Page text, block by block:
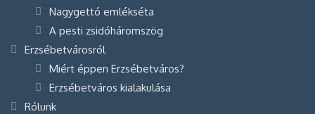
Nagygettó emlékséta
A pesti zsidóháromszög
Erzsébetvárosról
Miért éppen Erzsébetváros?
Erzsébetváros kialakulása
Rólunk